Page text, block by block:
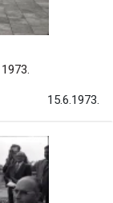
15.6.1973.